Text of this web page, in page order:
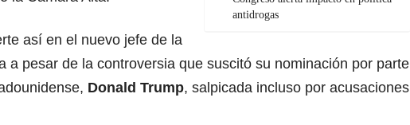
antidrogas
así en el nuevo jefe de la
a pesar de la controversia que suscitó su nominación por parte
Donald Trump, salpicada incluso por acusaciones